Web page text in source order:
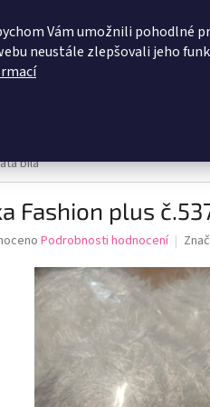
Vám umožnili pohodlné
neustále zlepšovali jeho
bílá
Fashion plus
Podrobnosti hodnocení